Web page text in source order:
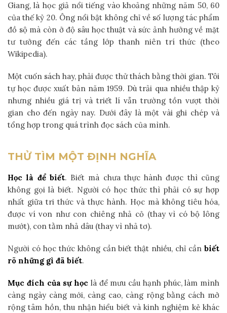
Giang, là học giả nổi tiếng vào khoảng những năm 50, 60
của thế kỷ 20. Ông nổi bật không chỉ về số lượng tác phẩm
đồ sộ mà còn ở độ sâu học thuật và sức ảnh hưởng về mặt
tư tưởng đến các tầng lớp thanh niên trí thức (theo
Wikipedia).
Một cuốn sách hay, phải được thử thách bằng thời gian. Tôi
tự học được xuất bản năm 1959. Dù trải qua nhiều thập kỷ
nhưng nhiều giá trị và triết lí vẫn trường tồn vượt thời
gian cho đến ngày nay. Dưới đây là một vài ghi chép và
tổng hợp trong quá trình đọc sách của mình.
THỬ TÌM MỘT ĐỊNH NGHĨA
Học là để biết. Biết mà chưa thực hành được thì cũng
không gọi là biết. Người có học thức thì phải có sự hợp
nhất giữa tri thức và thực hành. Học mà không tiêu hóa,
được ví von như con chiêng nhả cỏ (thay vì có bộ lông
mướt), con tằm nhả dâu (thay vì nhả tơ).
Người có học thức không cần biết thật nhiều, chỉ cần biết
rõ những gì đã biết.
Mục đích của sự học là để mưu cầu hạnh phúc, làm mình
càng ngày càng mới, càng cao, càng rộng bằng cách mở
rộng tâm hồn, thu nhận hiểu biết và kinh nghiệm kẻ khác